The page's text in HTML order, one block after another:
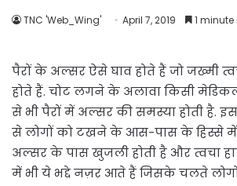
TNC 'Web_Wing' April 7, 2019 1 minute
पैरों के अल्सर ऐसे घाव होते हैं जो जख्मी
होते हैं. चोट लगने के अलावा किसी
से भी पैरों में अल्सर की समस्या होती है.
से लोगों को टखने के आस-पास के हिस्से में
अल्सर के पास खुजली होती है और त्वचा
में भी ये भद्दे नज़र आते हैं जिसके चलते